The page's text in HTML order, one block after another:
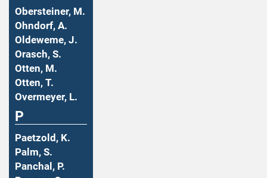
Obersteiner, M.
Ohndorf, A.
Oldeweme, J.
Orasch, S.
Otten, M.
Otten, T.
Overmeyer, L.
P
Paetzold, K.
Palm, S.
Panchal, P.